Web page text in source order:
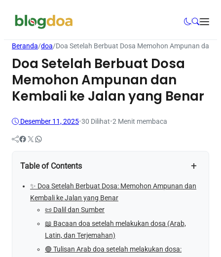
Beranda/doa/Doa Setelah Berbuat Dosa Memohon Ampunan dan
Doa Setelah Berbuat Dosa
Memohon Ampunan dan
Kembali ke Jalan yang Benar
Desember 11, 2025•30 Dilihat•2 Menit membaca
Facebook Twitter WhatsApp
Table of Contents +
✨ Doa Setelah Berbuat Dosa: Memohon Ampunan dan
Kembali ke Jalan yang Benar
📜 Dalil dan Sumber
📖 Bacaan doa setelah melakukan dosa (Arab,
Latin, dan Terjemahan)
🟢 Tulisan Arab doa setelah melakukan dosa: